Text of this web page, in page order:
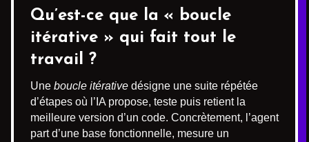
Qu’est-ce que la « boucle
itérative » qui fait tout le
travail ?
Une boucle itérative désigne une suite répétée
d’étapes où l’IA propose, teste puis retient la
meilleure version d’un code. Concrètement, l’agent
part d’une base fonctionnelle, mesure un